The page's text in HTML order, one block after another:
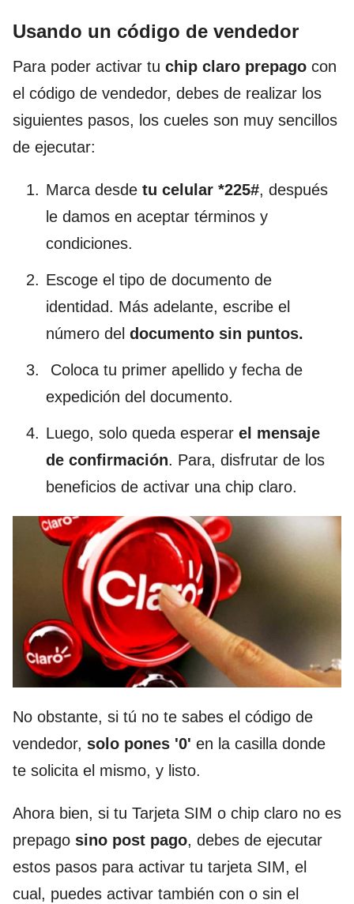
Usando un código de vendedor
Para poder activar tu chip claro prepago con
el código de vendedor, debes de realizar los
siguientes pasos, los cueles son muy sencillos
de ejecutar:
Marca desde tu celular *225#, después
le damos en aceptar términos y
condiciones.
Escoge el tipo de documento de
identidad. Más adelante, escribe el
número del documento sin puntos.
Coloca tu primer apellido y fecha de
expedición del documento.
Luego, solo queda esperar el mensaje
de confirmación. Para, disfrutar de los
beneficios de activar una chip claro.
No obstante, si tú no te sabes el código de
vendedor, solo pones '0' en la casilla donde
te solicita el mismo, y listo.
Ahora bien, si tu Tarjeta SIM o chip claro no es
prepago sino post pago, debes de ejecutar
estos pasos para activar tu tarjeta SIM, el
cual, puedes activar también con o sin el